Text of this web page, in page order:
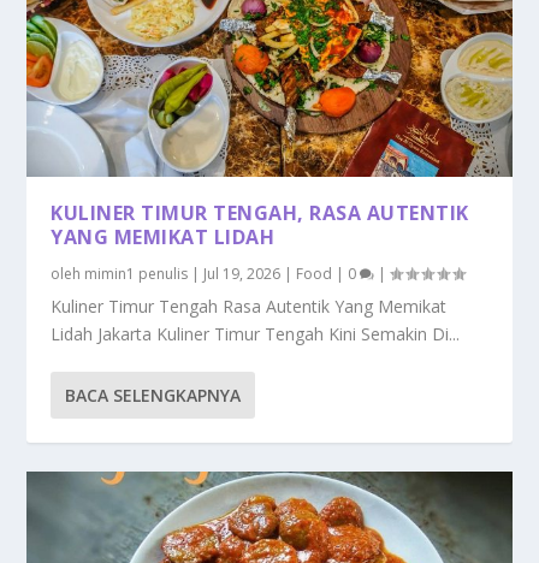
KULINER TIMUR TENGAH, RASA AUTENTIK
YANG MEMIKAT LIDAH
oleh mimin1 penulis | Jul 19, 2026 | Food | 0 |
Kuliner Timur Tengah Rasa Autentik Yang Memikat
Lidah Jakarta Kuliner Timur Tengah Kini Semakin Di...
BACA SELENGKAPNYA